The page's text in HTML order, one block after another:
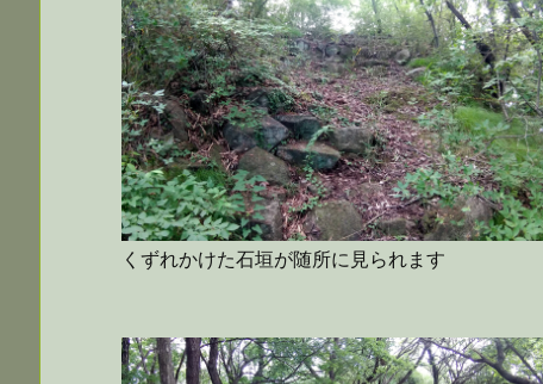
くずれかけた石垣が随所に見られます